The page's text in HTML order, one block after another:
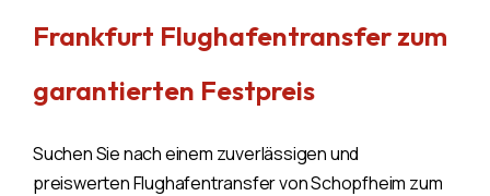
Frankfurt Flughafentransfer zum
garantierten Festpreis
Suchen Sie nach einem zuverlässigen und
preiswerten Flughafentransfer von Schopfheim zum